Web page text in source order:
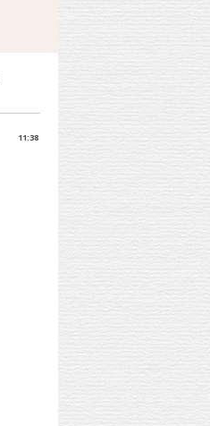
11:38